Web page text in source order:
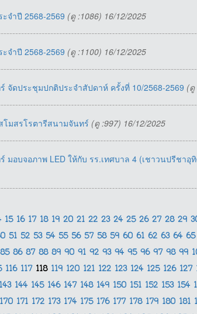
จำปี 2568-2569 (ดู :1086) 16/12/2025
จำปี 2568-2569 (ดู :1100) 16/12/2025
จัดประชุมปกติประจำสัปดาห์ ครั้งที่ 10/2568-2569 (ดู
โมสรโรตารีสนามจันทร์ (ดู :997) 16/12/2025
มอบจอภาพ LED ให้กับ รร.เทศบาล 4 (เชาวนปรีชาอุ
15 16 17 18 19 20 21 22 23 24 25 26 27 28 29
51 52 53 54 55 56 57 58 59 60 61 62 63 64 65
85 86 87 88 89 90 91 92 93 94 95 96 97 98 99
116 117 118 119 120 121 122 123 124 125 126 127
143 144 145 146 147 148 149 150 151 152 153 154
170 171 172 173 174 175 176 177 178 179 180 181